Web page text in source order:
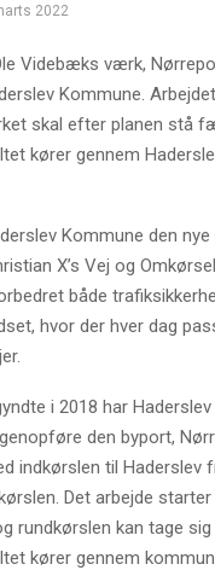
2022
Videbæks værk,
Kommune.
skal efter planen stå
kører gennem
Kommune den
X’s Vej og
både
hvor der hver dag
i 2018 har
den byport,
indkørslen til Haderslev
Det arbejde starter
rundkørslen kan tage
kører gennem